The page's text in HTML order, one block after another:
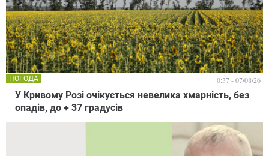
У Кривому Розі очікується невелика хмарність, без
опадів, до + 37 градусів
ПОГОДА 0:37 - 07/08/26